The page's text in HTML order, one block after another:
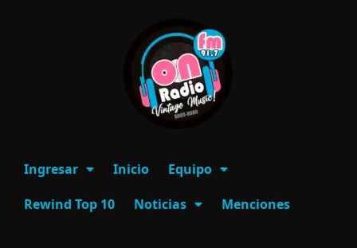
Ingresar Inicio
Equipo
Rewind Top 10
Noticias Menciones